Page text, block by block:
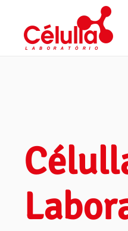
Skip to main content